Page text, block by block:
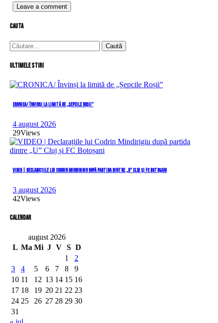
cauta
Caută
după:
Ultimele stiri
CRONICA/ Învinși la limită de „Șepcile Roșii”
4 august 2026
29Views
VIDEO | Declarațiile lui Codrin Mindirigiu după partida dintre „U” Cluj și FC Botoșani
3 august 2026
42Views
Calendar
august 2026
L Ma Mi J V S D
1
2
3
4 5 6 7 8
9
10 11 12 13 14 15 16
17 18 19 20 21 22 23
24 25 26 27 28 29 30
31